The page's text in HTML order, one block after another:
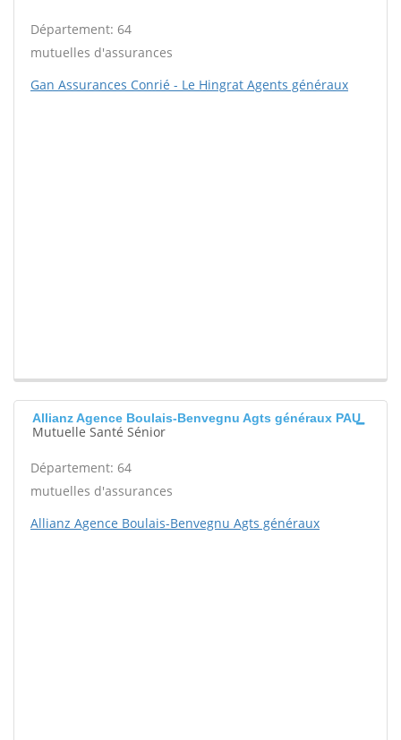
Département: 64
mutuelles d'assurances
Gan Assurances Conrié - Le Hingrat Agents généraux
Allianz Agence Boulais-Benvegnu Agts généraux PAU
Mutuelle Santé Sénior
Département: 64
mutuelles d'assurances
Allianz Agence Boulais-Benvegnu Agts généraux